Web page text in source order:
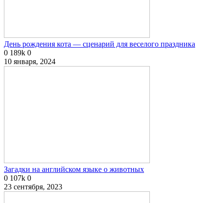
День рождения кота — сценарий для веселого праздника
0 189k 0
10 января, 2024
Загадки на английском языке о животных
0 107k 0
23 сентября, 2023